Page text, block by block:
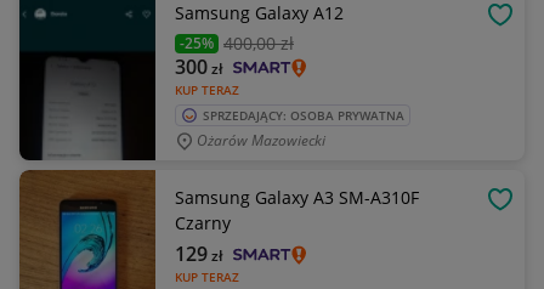
Samsung Galaxy A12
-25% 400,00 zł
KUP TERAZ
300zł
SPRZEDAJĄCY: OSOBA PRYWATNA
Ożarów Mazowiecki
Samsung Galaxy A3 SM-A310F
Czarny
KUP TERAZ
129zł